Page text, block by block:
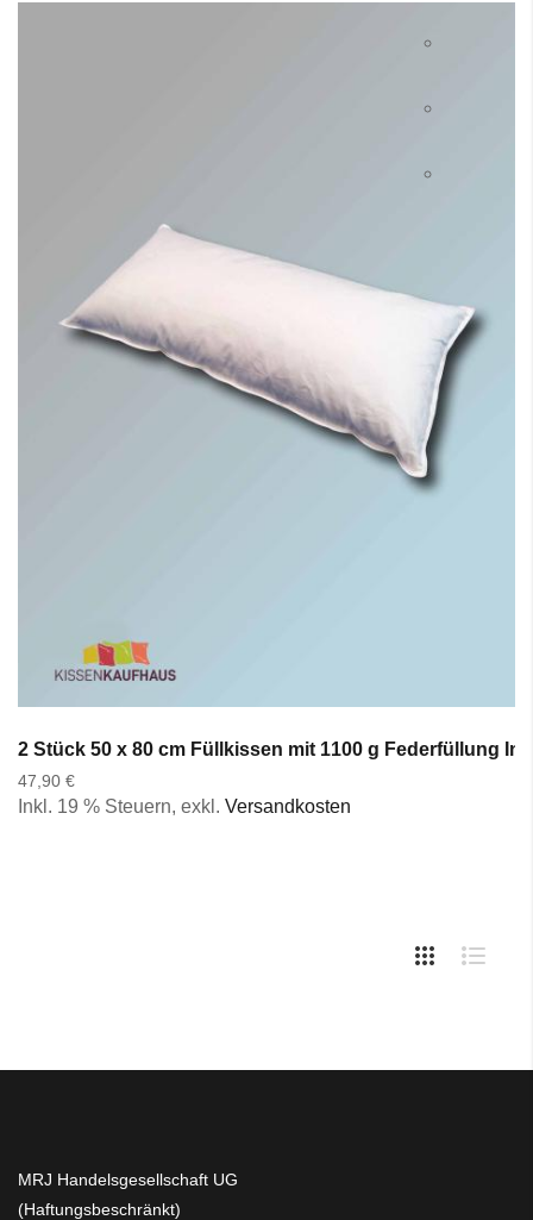
2 Stück 50 x 80 cm Füllkissen mit 1100 g Federfüllung
47,90 €
Inkl. 19 % Steuern, exkl. Versandkosten
MRJ Handelsgesellschaft UG
(Haftungsbeschränkt)